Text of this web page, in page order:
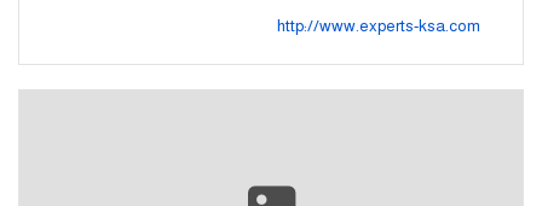
http://www.experts-ksa.com